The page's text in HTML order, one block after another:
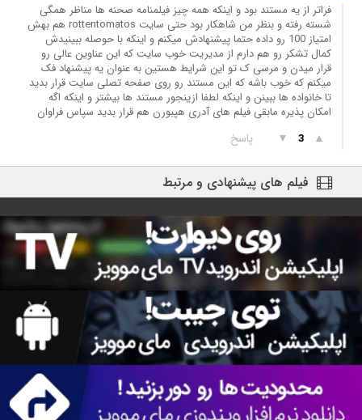
فراتر از یه مستند بود و اینکه همه چیز فیلمنامه صحنه ها مناظر همگی
شسته رفته و بنظر من شاهکار بود حتی سایت rottentomatos هم بهش
امتیاز 100 رو داده حتما پیشنهادش میکنم و اینکه با حوصله ببینیدش
کمال تشکر رو هم دارم از مدیریت خوب سایت که این عناوین عالی رو
قرار میدن و مرسی ک تو این شرایط هستین به عنوان یه پیشنهاد فک
میکنم که خوب باشه که این مستند رو روی صفحه تصلی سایت قرار بدید
تا خانواده ها ببینن و اینکه لطفا ازینجور مستند ها بیشتر و اینکه اگه
امکان پذیره مابقی فیلم های آدری هپبورن هم قرار بدید سپاس فراوان
▲
3
▼ پاسخ
فیلم های پیشنهادی و مرتبط